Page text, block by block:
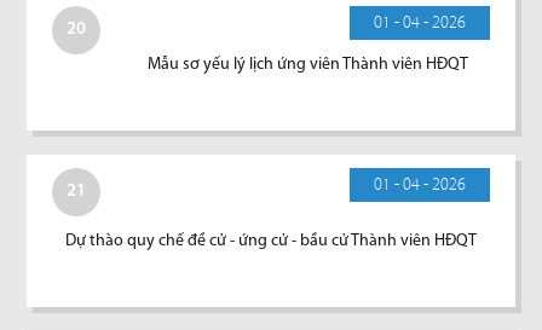
20 01 - 04 - 2026
Mẫu sơ yếu lý lịch ứng viên Thành viên HĐQT
21 01 - 04 - 2026
Dự thào quy chế đề cử - ứng cử - bầu cử Thành viên HĐQT